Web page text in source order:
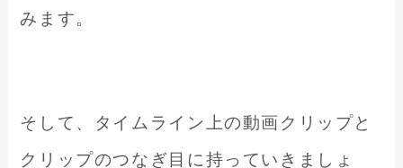
みます。
そして、タイムライン上の動画クリップと
クリップのつなぎ目に持っていきましょ